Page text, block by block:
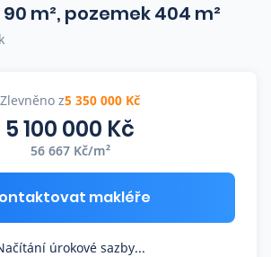
makléřů
m², pozemek 404 m²
Zlevněno z5 350 000 Kč
5 100 000 Kč
56 667 Kč/m²
makléře
úrokové sazby...